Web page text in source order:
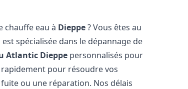
chauffe eau à Dieppe? Vous êtes au
spécialisée dans le dépannage de
Atlantic Dieppe personnalisés pour
pour résoudre vos
ou une réparation. Nos délais